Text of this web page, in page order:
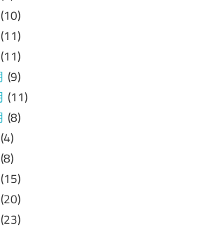
(10)
(11)
(11)
(9)
(11)
(8)
(4)
(8)
(15)
(20)
(23)